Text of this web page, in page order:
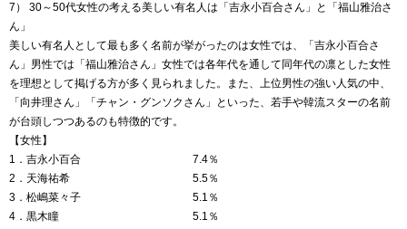
7） 30～50代女性の考える美しい有名人は「吉永小百合さん」と「福山雅治さ
ん」
美しい有名人として最も多く名前が挙がったのは女性では、「吉永小百合さ
ん」男性では「福山雅治さん」女性では各年代を通して同年代の凛とした女性
を理想として掲げる方が多く見られました。また、上位男性の強い人気の中、
「向井理さん」「チャン・グンソクさん」といった、若手や韓流スターの名前
が台頭しつつあるのも特徴的です。
【女性】
1．吉永小百合 7.4％
2．天海祐希 5.5％
3．松嶋菜々子 5.1％
4．黒木瞳 5.1％